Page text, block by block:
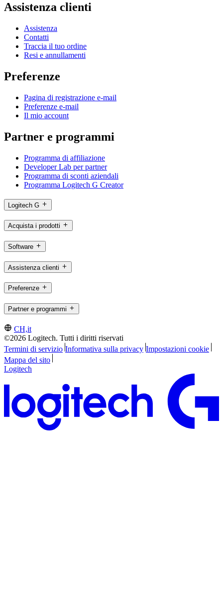
Assistenza clienti
Assistenza
Contatti
Traccia il tuo ordine
Resi e annullamenti
Preferenze
Pagina di registrazione e-mail
Preferenze e-mail
Il mio account
Partner e programmi
Programma di affiliazione
Developer Lab per partner
Programma di sconti aziendali
Programma Logitech G Creator
Logitech G
Acquista i prodotti
Software
Assistenza clienti
Preferenze
Partner e programmi
CH,it
©2026 Logitech. Tutti i diritti riservati
Termini di servizio Informativa sulla privacy Impostazioni cookie
Mappa del sito
Logitech